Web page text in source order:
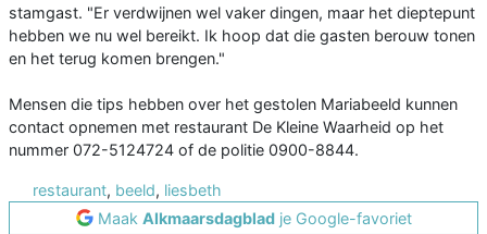
stamgast. "Er verdwijnen wel vaker dingen, maar het dieptepunt
hebben we nu wel bereikt. Ik hoop dat die gasten berouw tonen
en het terug komen brengen."
Mensen die tips hebben over het gestolen Mariabeeld kunnen
contact opnemen met restaurant De Kleine Waarheid op het
nummer 072-5124724 of de politie 0900-8844.
restaurant, beeld, liesbeth
Maak Alkmaarsdagbladje Google-favoriet